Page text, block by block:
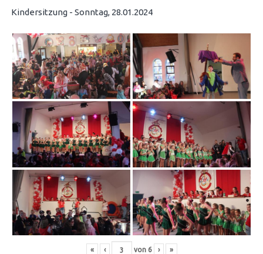
Kindersitzung - Sonntag, 28.01.2024
« ‹ von 6 › »